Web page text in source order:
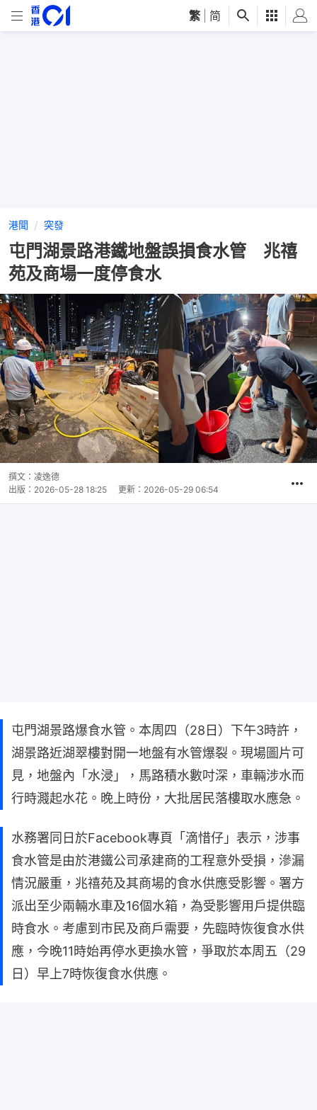
繁 简
港聞 突發
屯門湖景路港鐵地盤誤損食水管 兆禧
苑及商場一度停食水
撰文： 凌逸德
出版： 2026-05-28 18:25 更新： 2026-05-29 06:54
屯門湖景路爆食水管。本周四（28日）下午3時許，
湖景路近湖翠樓對開一地盤有水管爆裂。現場圖片可
見，地盤內「水浸」，馬路積水數吋深，車輛涉水而
行時濺起水花。晚上時份，大批居民落樓取水應急。
水務署同日於Facebook專頁「滴惜仔」表示，涉事
食水管是由於港鐵公司承建商的工程意外受損，滲漏
情況嚴重，兆禧苑及其商場的食水供應受影響。署方
派出至少兩輛水車及16個水箱，為受影響用戶提供臨
時食水。考慮到市民及商戶需要，先臨時恢復食水供
應，今晚11時始再停水更換水管，爭取於本周五（29
日）早上7時恢復食水供應。